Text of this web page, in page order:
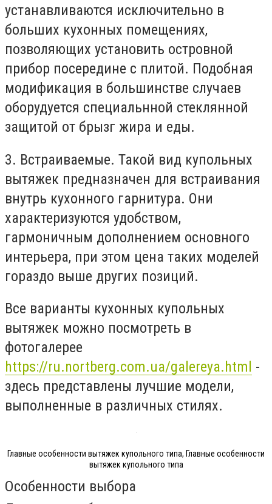
устанавливаются исключительно в
больших кухонных помещениях,
позволяющих установить островной
прибор посередине с плитой. Подобная
модификация в большинстве случаев
оборудуется специальнной стеклянной
защитой от брызг жира и еды.
3. Встраиваемые. Такой вид купольных
вытяжек предназначен для встраивания
внутрь кухонного гарнитура. Они
характеризуются удобством,
гармоничным дополнением основного
интерьера, при этом цена таких моделей
гораздо выше других позиций.
Все варианты кухонных купольных
вытяжек можно посмотреть в
фотогалерее
https://ru.nortberg.com.ua/galereya.html -
здесь представлены лучшие модели,
выполненные в различных стилях.
Главные особенности вытяжек купольного типа, Главные особенности
вытяжек купольного типа
Особенности выбора